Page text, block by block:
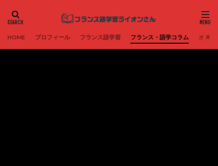
HOME プロフィール フランス語学習 フランス・語学コラム オスス